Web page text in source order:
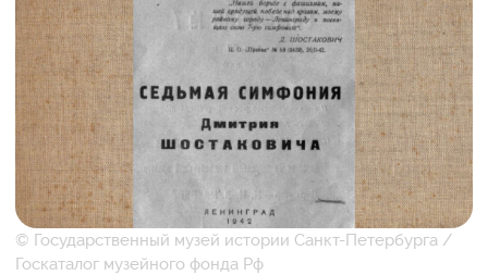
© Государственный музей истории Санкт-Петербурга /
Госкаталог музейного фонда Рф